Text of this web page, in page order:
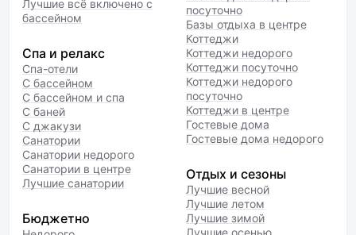
Лучшие всё включено с
бассейном
Спа и релакс
Спа-отели
С бассейном
С бассейном и спа
С баней
С джакузи
Санатории
Санатории недорого
Санатории в центре
Лучшие санатории
Бюджетно
посуточно
Базы отдыха в центре
Коттеджи
Коттеджи недорого
Коттеджи посуточно
Коттеджи недорого
посуточно
Коттеджи в центре
Гостевые дома
Гостевые дома недорого
Отдых и сезоны
Лучшие весной
Лучшие летом
Лучшие зимой
Лучшие осенью